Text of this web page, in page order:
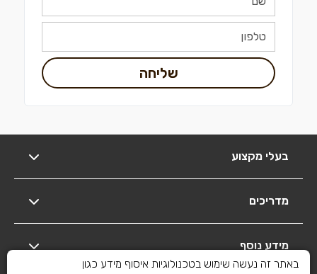
שליחה
בעלי מקצוע
מדריכים
מידע נוסף
באתר זה נעשה שימוש בטכנולוגיות איסוף מידע כגון